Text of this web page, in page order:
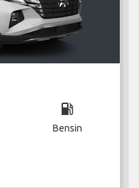
local_gas_station
Bensin